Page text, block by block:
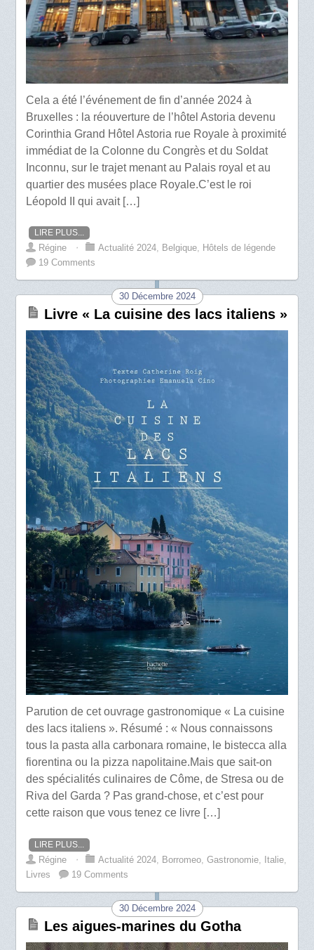
Cela a été l’événement de fin d’année 2024 à
Bruxelles : la réouverture de l’hôtel Astoria devenu
Corinthia Grand Hôtel Astoria rue Royale à proximité
immédiat de la Colonne du Congrès et du Soldat
Inconnu, sur le trajet menant au Palais royal et au
quartier des musées place Royale.C’est le roi
Léopold II qui avait […]
LIRE PLUS...
Régine ⋅ Actualité 2024, Belgique, Hôtels de légende
19 Comments
30 Décembre 2024
Livre « La cuisine des lacs italiens »
Parution de cet ouvrage gastronomique « La cuisine
des lacs italiens ». Résumé : « Nous connaissons
tous la pasta alla carbonara romaine, le bistecca alla
fiorentina ou la pizza napolitaine.Mais que sait-on
des spécialités culinaires de Côme, de Stresa ou de
Riva del Garda ? Pas grand-chose, et c’est pour
cette raison que vous tenez ce livre […]
LIRE PLUS...
Régine ⋅ Actualité 2024 Borromeo ,Gastronomie Italie
Livres
19 Comments
30 Décembre 2024
Les aigues-marines du Gotha